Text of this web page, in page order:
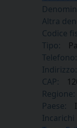
Altra
Codice
Tipo:
Telefono:
Indirizzo:
CAP:
Regione:
Paese:
Incarichi